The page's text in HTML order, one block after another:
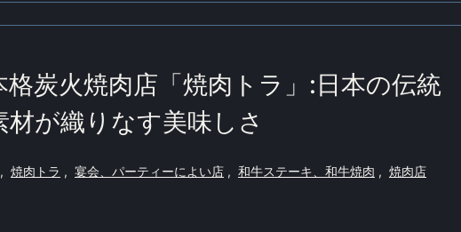
炭火焼肉店「焼肉トラ」:日本の伝統
が織りなす美味しさ
, 焼肉トラ , 宴会、パーティーによい店 , 和牛ステーキ、和牛焼肉 , 焼肉店